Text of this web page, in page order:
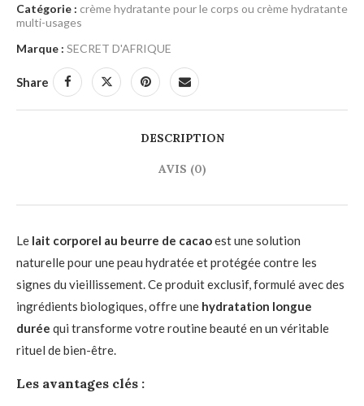
Catégorie : crème hydratante pour le corps ou crème hydratante
multi-usages
Marque : SECRET D'AFRIQUE
Share
DESCRIPTION
AVIS (0)
Le lait corporel au beurre de cacaoest une solution
naturelle pour une peau hydratée et protégée contre les
signes du vieillissement. Ce produit exclusif, formulé avec des
ingrédients biologiques, offre une hydratation longue
durée qui transforme votre routine beauté en un véritable
rituel de bien-être.
Les avantages clés :